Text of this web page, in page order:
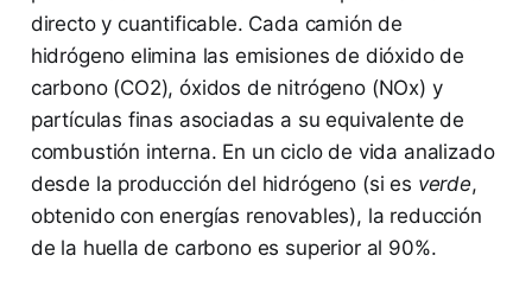
directo y cuantificable. Cada camión de
hidrógeno elimina las emisiones de dióxido de
carbono (CO2), óxidos de nitrógeno (NOx) y
partículas finas asociadas a su equivalente de
combustión interna. En un ciclo de vida analizado
desde la producción del hidrógeno (si es verde,
obtenido con energías renovables), la reducción
de la huella de carbono es superior al 90%.